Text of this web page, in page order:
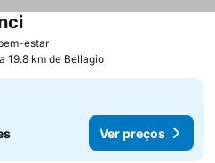
estarVer preços
Ver preços
19.8 km de Bellagio
Ver preços